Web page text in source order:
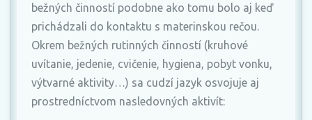
bežných činností podobne ako tomu bolo aj keď
prichádzali do kontaktu s materinskou rečou.
Okrem bežných rutinných činností (kruhové
uvítanie, jedenie, cvičenie, hygiena, pobyt vonku,
výtvarné aktivity…) sa cudzí jazyk osvojuje aj
prostredníctvom nasledovných aktivít: